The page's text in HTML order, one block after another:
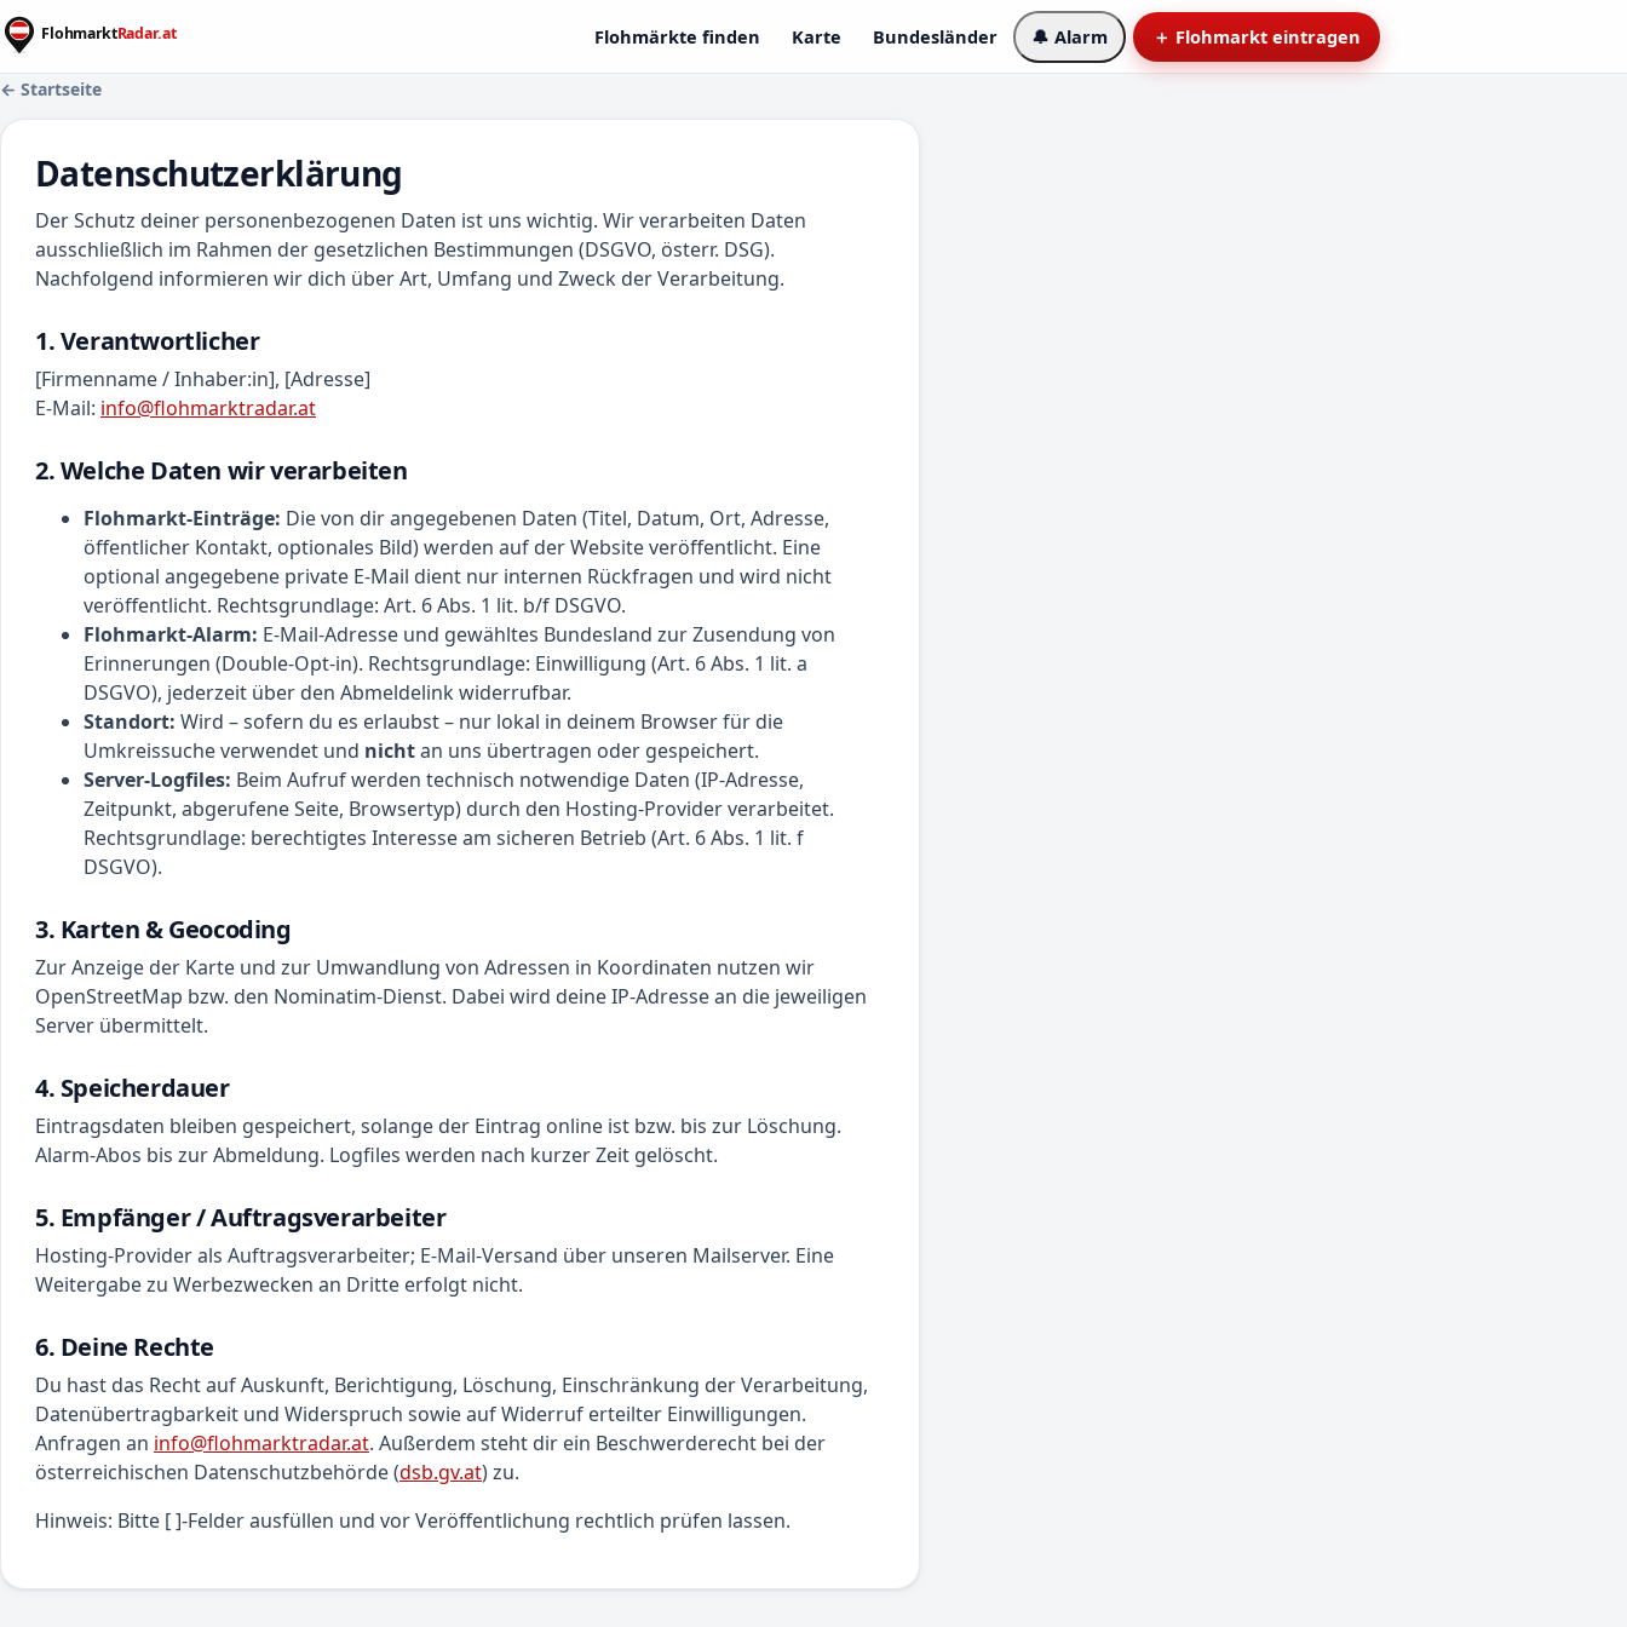
Flohmärkte finden Karte Bundesländer 🔔 Alarm ＋ Flohmarkt eintragen
← Startseite
Datenschutzerklärung
Der Schutz deiner personenbezogenen Daten ist uns wichtig. Wir verarbeiten Daten
ausschließlich im Rahmen der gesetzlichen Bestimmungen (DSGVO, österr. DSG).
Nachfolgend informieren wir dich über Art, Umfang und Zweck der Verarbeitung.
1. Verantwortlicher
[Firmenname / Inhaber:in], [Adresse]
E-Mail: info@flohmarktradar.at
2. Welche Daten wir verarbeiten
Flohmarkt-Einträge: Die von dir angegebenen Daten (Titel, Datum, Ort, Adresse,
öffentlicher Kontakt, optionales Bild) werden auf der Website veröffentlicht. Eine
optional angegebene private E-Mail dient nur internen Rückfragen und wird nicht
veröffentlicht. Rechtsgrundlage: Art. 6 Abs. 1 lit. b/f DSGVO.
Flohmarkt-Alarm: E-Mail-Adresse und gewähltes Bundesland zur Zusendung von
Erinnerungen (Double-Opt-in). Rechtsgrundlage: Einwilligung (Art. 6 Abs. 1 lit. a
DSGVO), jederzeit über den Abmeldelink widerrufbar.
Standort: Wird – sofern du es erlaubst – nur lokal in deinem Browser für die
Umkreissuche verwendet und nichtan uns übertragen oder gespeichert.
Server-Logfiles: Beim Aufruf werden technisch notwendige Daten (IP-Adresse,
Zeitpunkt, abgerufene Seite, Browsertyp) durch den Hosting-Provider verarbeitet.
Rechtsgrundlage: berechtigtes Interesse am sicheren Betrieb (Art. 6 Abs. 1 lit. f
DSGVO).
3. Karten & Geocoding
Zur Anzeige der Karte und zur Umwandlung von Adressen in Koordinaten nutzen wir
OpenStreetMap bzw. den Nominatim-Dienst. Dabei wird deine IP-Adresse an die jeweiligen
Server übermittelt.
4. Speicherdauer
Eintragsdaten bleiben gespeichert, solange der Eintrag online ist bzw. bis zur Löschung.
Alarm-Abos bis zur Abmeldung. Logfiles werden nach kurzer Zeit gelöscht.
5. Empfänger / Auftragsverarbeiter
Hosting-Provider als Auftragsverarbeiter; E-Mail-Versand über unseren Mailserver. Eine
Weitergabe zu Werbezwecken an Dritte erfolgt nicht.
6. Deine Rechte
Du hast das Recht auf Auskunft, Berichtigung, Löschung, Einschränkung der Verarbeitung,
Datenübertragbarkeit und Widerspruch sowie auf Widerruf erteilter Einwilligungen.
Anfragen an info@flohmarktradar.at. Außerdem steht dir ein Beschwerderecht bei der
österreichischen Datenschutzbehörde (dsb.gv.at) zu.
Hinweis: Bitte [ ]-Felder ausfüllen und vor Veröffentlichung rechtlich prüfen lassen.